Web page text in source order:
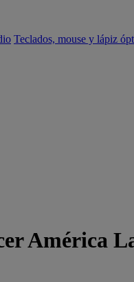
Teclados, mouse y lápiz
América